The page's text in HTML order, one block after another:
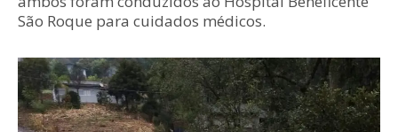
São Roque para cuidados médicos.